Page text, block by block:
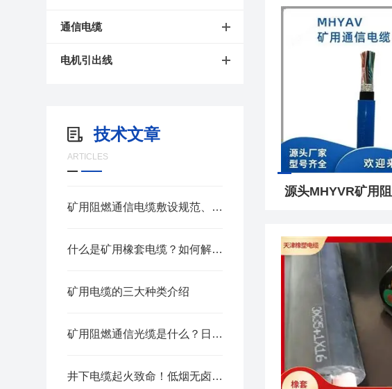
通信电缆
电机引出线
技术文章
ARTICLES
矿用阻燃通信电缆敷设规范、日常巡检与老化判定方法
什么是矿用橡套电缆？如何解决井下电磁干扰难题
矿用电缆的三大种类介绍
矿用阻燃通信光缆是什么？日常维护与防护要点
井下电缆起火致命！低烟无卤矿用电缆到底好在哪